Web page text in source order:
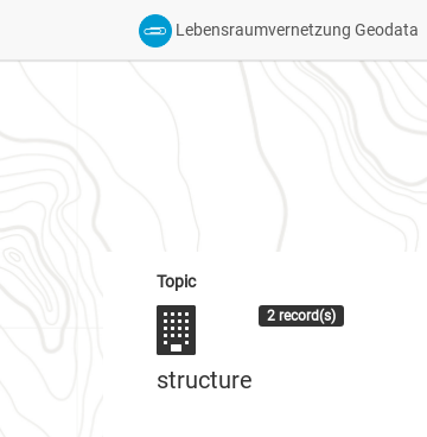
Lebensraumvernetzung Geodata
Topic
structure
2 record(s)